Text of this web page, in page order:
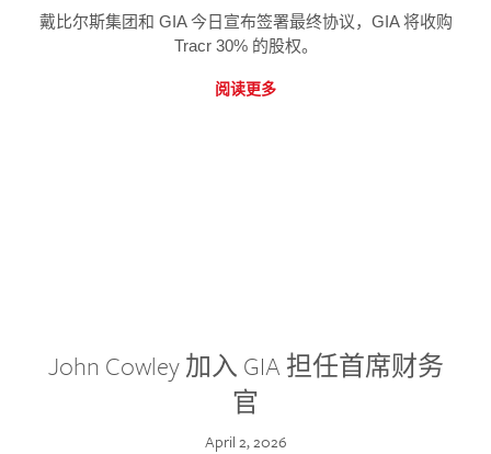
戴比尔斯集团和 GIA 今日宣布签署最终协议，GIA 将收购
Tracr 30% 的股权。
阅读更多
John Cowley 加入 GIA 担任首席财务
官
April 2, 2026